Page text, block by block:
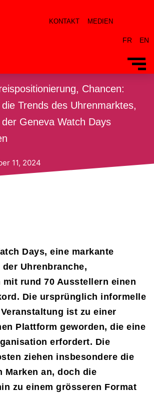
KONTAKT MEDIEN
FR EN
2024
Chancen:
Trends des Uhrenmarktes,
Geneva Watch Days
11, 2024
Days, eine markante
Uhrenbranche,
mit rund 70 Ausstellern einen
Die ursprünglich informelle
ist zu einer
Plattform geworden, die eine
erfordert. Die
ziehen insbesondere die
Marken an, doch die
zu einem grösseren Format